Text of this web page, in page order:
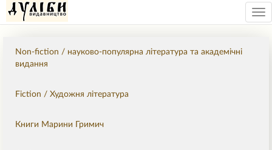
Non-fiction / науково-популярна література та академічні
видання
Fiction / Художня література
Книги Марини Гримич